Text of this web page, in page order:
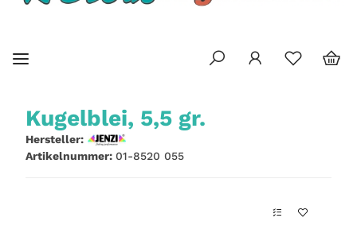
Kugelblei, 5,5 gr.
Hersteller:
Artikelnummer: 01-8520 055